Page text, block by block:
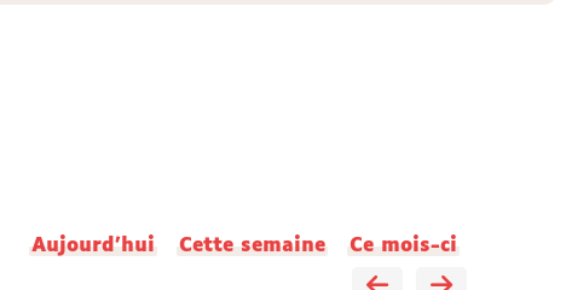
Aujourd'hui Cette semaine Ce mois-ci